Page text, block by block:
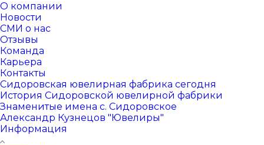
О компании
Новости
СМИ о нас
Отзывы
Команда
Карьера
Контакты
Сидоровская ювелирная фабрика сегодня
История Сидоровской ювелирной фабрики
Знаменитые имена с. Сидоровское
Александр Кузнецов "Ювелиры"
Информация